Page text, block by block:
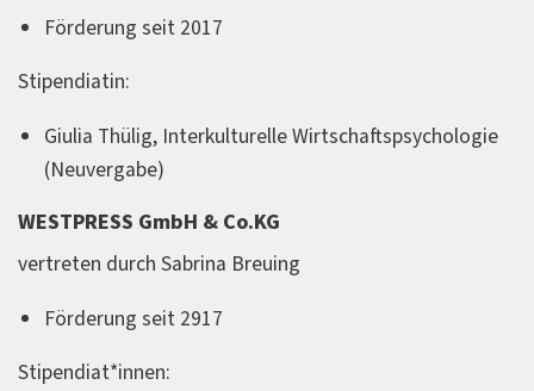
Förderung seit 2017
Stipendiatin:
Giulia Thülig, Interkulturelle Wirtschaftspsychologie
(Neuvergabe)
WESTPRESS GmbH & Co.KG
vertreten durch Sabrina Breuing
Förderung seit 2917
Stipendiat*innen: